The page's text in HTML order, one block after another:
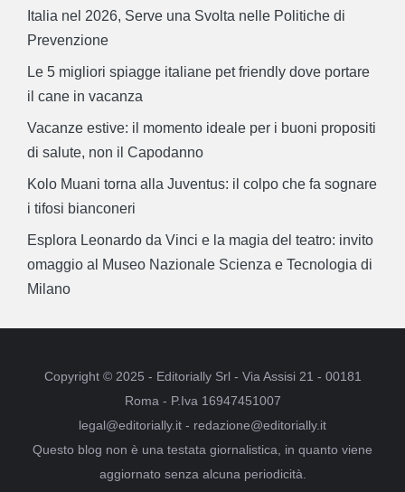
Italia nel 2026, Serve una Svolta nelle Politiche di
Prevenzione
Le 5 migliori spiagge italiane pet friendly dove portare
il cane in vacanza
Vacanze estive: il momento ideale per i buoni propositi
di salute, non il Capodanno
Kolo Muani torna alla Juventus: il colpo che fa sognare
i tifosi bianconeri
Esplora Leonardo da Vinci e la magia del teatro: invito
omaggio al Museo Nazionale Scienza e Tecnologia di
Milano
Copyright © 2025 - Editorially Srl - Via Assisi 21 - 00181
Roma - P.Iva 16947451007
legal@editorially.it - redazione@editorially.it
Questo blog non è una testata giornalistica, in quanto viene
aggiornato senza alcuna periodicità.